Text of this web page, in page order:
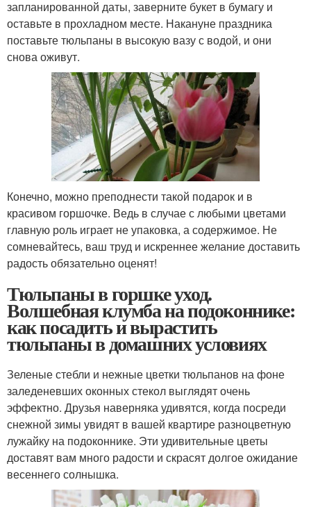
запланированной даты, заверните букет в бумагу и
оставьте в прохладном месте. Накануне праздника
поставьте тюльпаны в высокую вазу с водой, и они
снова оживут.
Конечно, можно преподнести такой подарок и в
красивом горшочке. Ведь в случае с любыми цветами
главную роль играет не упаковка, а содержимое. Не
сомневайтесь, ваш труд и искреннее желание доставить
радость обязательно оценят!
Тюльпаны в горшке уход.
Волшебная клумба на подоконнике:
как посадить и вырастить
тюльпаны в домашних условиях
Зеленые стебли и нежные цветки тюльпанов на фоне
заледеневших оконных стекол выглядят очень
эффектно. Друзья наверняка удивятся, когда посреди
снежной зимы увидят в вашей квартире разноцветную
лужайку на подоконнике. Эти удивительные цветы
доставят вам много радости и скрасят долгое ожидание
весеннего солнышка.